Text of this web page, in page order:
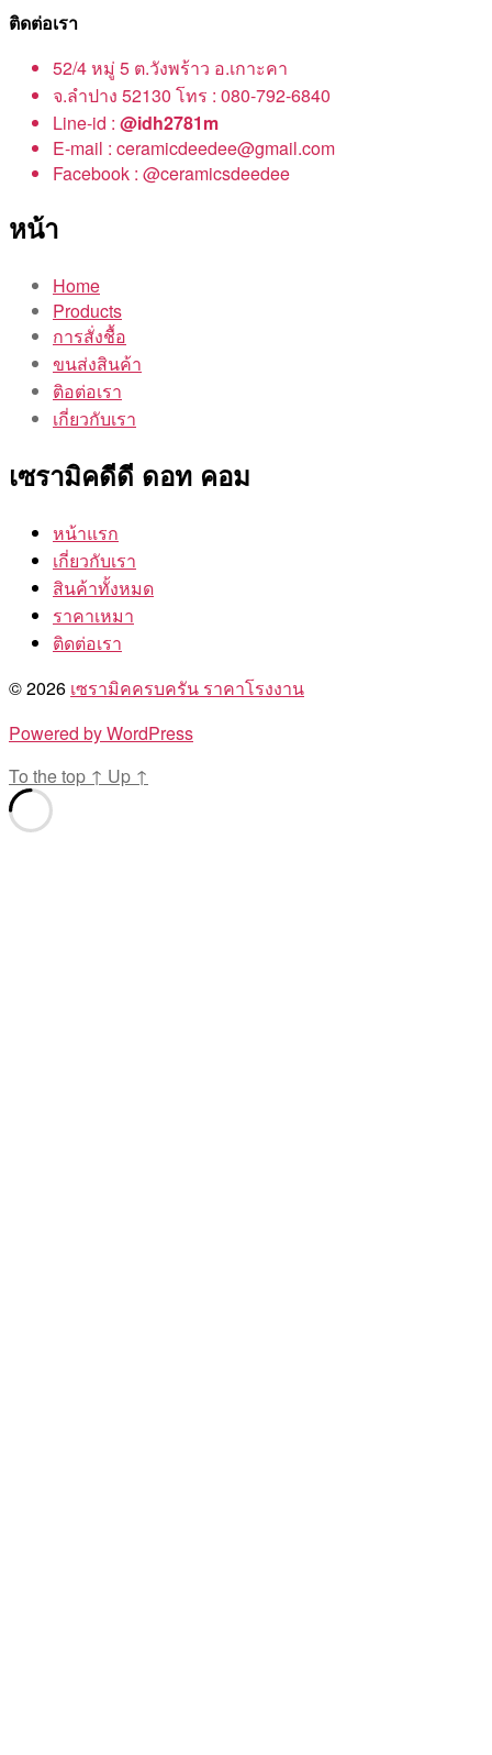
ติดต่อเรา
52/4 หมู่ 5 ต.วังพร้าว อ.เกาะคา
จ.ลำปาง 52130 โทร : 080-792-6840
Line-id : @idh2781m
E-mail : ceramicdeedee@gmail.com
Facebook : @ceramicsdeedee
หน้า
Home
Products
การสั่งชื้อ
ขนส่งสินค้า
ติอต่อเรา
เกี่ยวกับเรา
เซรามิคดีดี ดอท คอม
หน้าแรก
เกี่ยวกับเรา
สินค้าทั้งหมด
ราคาเหมา
ติดต่อเรา
© 2026 เซรามิคครบครัน ราคาโรงงาน
Powered by WordPress
To the top ↑ Up ↑